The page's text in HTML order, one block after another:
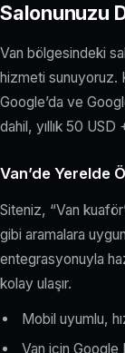
Salonunuzu
Van bölgesindeki
hizmeti sunuyoruz.
Google’da ve
dahil, yıllık 50 USD
Van’de Yerelde
Siteniz, “Van
gibi aramalara
entegrasyonuyla
kolay ulaşır.
Mobil uyumlu,
Van için Google